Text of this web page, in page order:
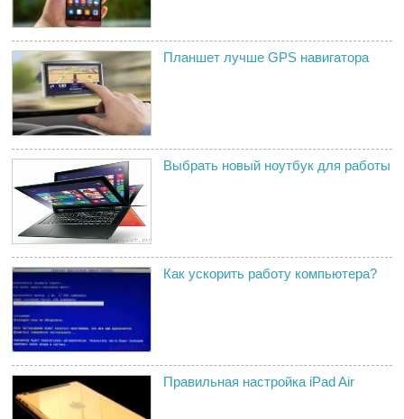
Планшет лучше GPS навигатора
Выбрать новый ноутбук для работы
Как ускорить работу компьютера?
Правильная настройка iPad Air